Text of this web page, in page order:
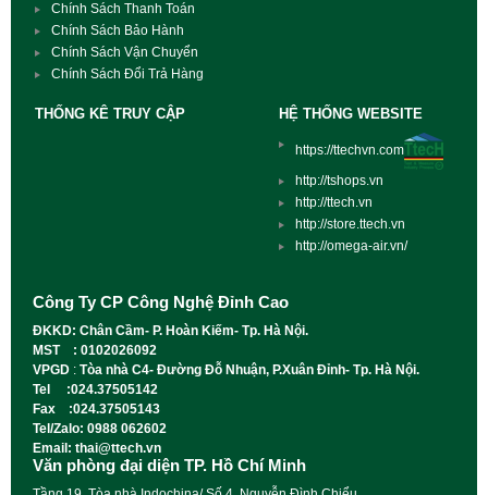
Chính Sách Thanh Toán
Chính Sách Bảo Hành
Chính Sách Vận Chuyển
Chính Sách Đổi Trả Hàng
THỐNG KÊ TRUY CẬP HỆ THỐNG WEBSITE
https://ttechvn.com
http://tshops.vn
http://ttech.vn
http://store.ttech.vn
http://omega-air.vn/
Công Ty CP Công Nghệ Đỉnh Cao
ĐKKD: Chân Cầm- P. Hoàn Kiếm- Tp. Hà Nội.
MST : 0102026092
VPGD : Tòa nhà C4- Đường Đỗ Nhuận, P.Xuân Đỉnh- Tp. Hà Nội.
Tel :024.37505142
Fax :024.37505143
Tel/Zalo: 0988 062602
Email: thai@ttech.vn
Văn phòng đại diện TP. Hồ Chí Minh